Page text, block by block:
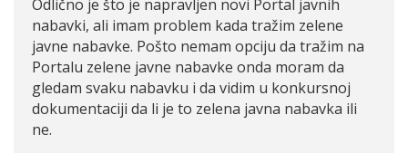
Odlično je što je napravljen novi Portal javnih
nabavki, ali imam problem kada tražim zelene
javne nabavke. Pošto nemam opciju da tražim na
Portalu zelene javne nabavke onda moram da
gledam svaku nabavku i da vidim u konkursnoj
dokumentaciji da li je to zelena javna nabavka ili
ne.